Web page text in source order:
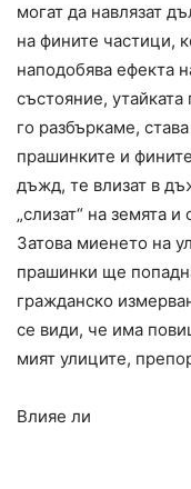
могат да навлязат
на фините частици,
наподобява ефекта
състояние,
го разбъркаме,
прашинките и
дъжд, те влизат в
„слизат“ на земята
Затова миенето на
прашинки ще
гражданско
се види, че има
мият улиците,
Влияе ли